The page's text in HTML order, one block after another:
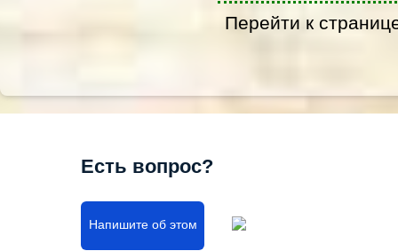
Перейти к
Есть вопрос?
Напишите об этом